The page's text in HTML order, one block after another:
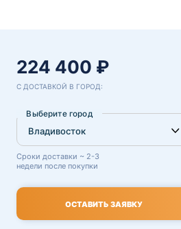
224 400 ₽
С ДОСТАВКОЙ В ГОРОД:
Выберите город
Сроки доставки ~ 2-3
недели после покупки
ОСТАВИТЬ ЗАЯВКУ